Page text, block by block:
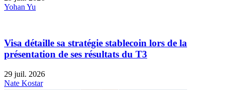
Yohan Yu
Visa détaille sa stratégie stablecoin lors de la
présentation de ses résultats du T3
29 juil. 2026
Nate Kostar